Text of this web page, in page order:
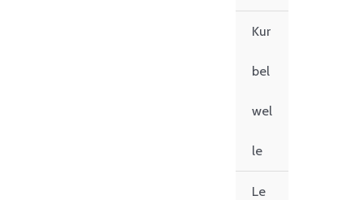
Kur
bel
wel
le
Le